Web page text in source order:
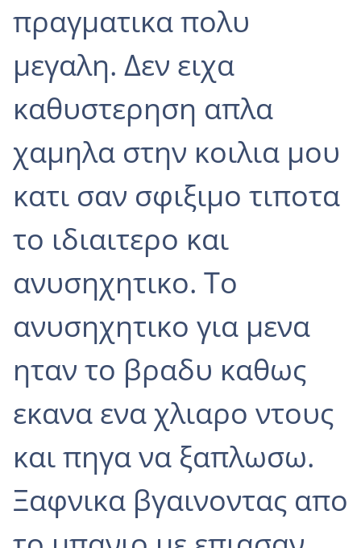
πραγματικα πολυ
μεγαλη. Δεν ειχα
καθυστερηση απλα
χαμηλα στην κοιλια μου
κατι σαν σφιξιμο τιποτα
το ιδιαιτερο και
ανυσηχητικο. Το
ανυσηχητικο για μενα
ηταν το βραδυ καθως
εκανα ενα χλιαρο ντους
και πηγα να ξαπλωσω.
Ξαφνικα βγαινοντας απο